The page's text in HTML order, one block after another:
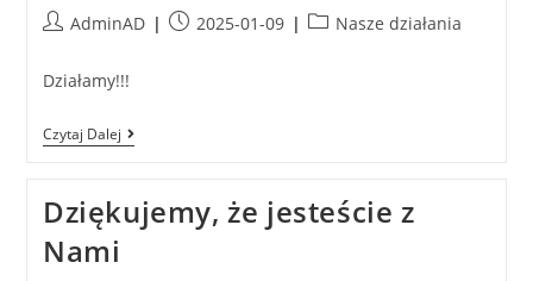
AdminAD 2025-01-09 Nasze działania
Działamy!!!
Czytaj Dalej
Dziękujemy, że jesteście z
Nami